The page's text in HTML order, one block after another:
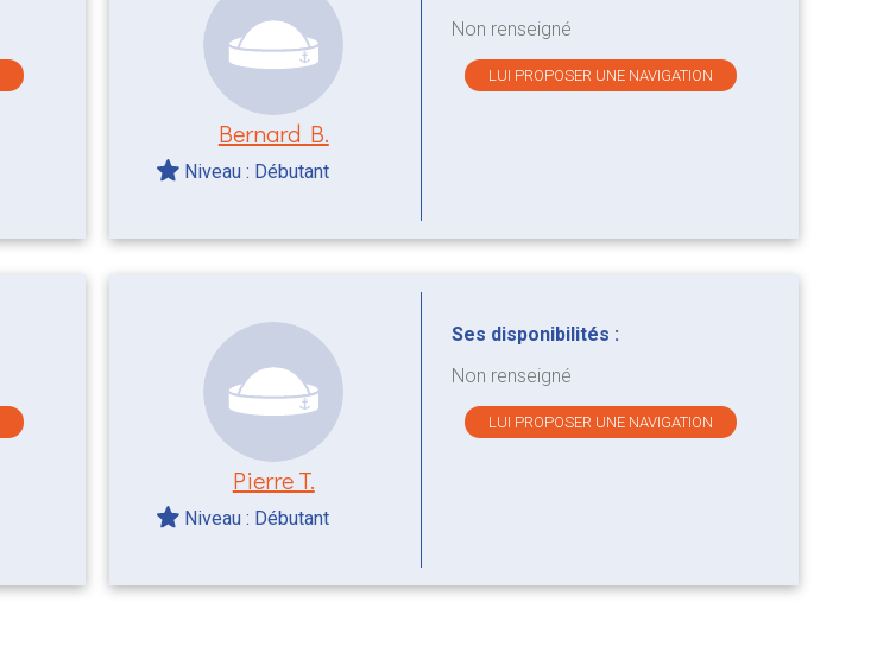
Bernard B.
Niveau : Débutant
Non renseigné
LUI PROPOSER UNE NAVIGATION
Pierre T.
Niveau : Débutant
Ses disponibilités :
Non renseigné
LUI PROPOSER UNE NAVIGATION